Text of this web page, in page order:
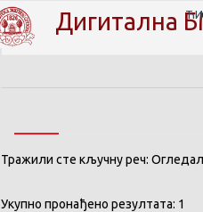
Дигитална
Тражили сте кључну реч:
Укупно пронађено резултата: 1